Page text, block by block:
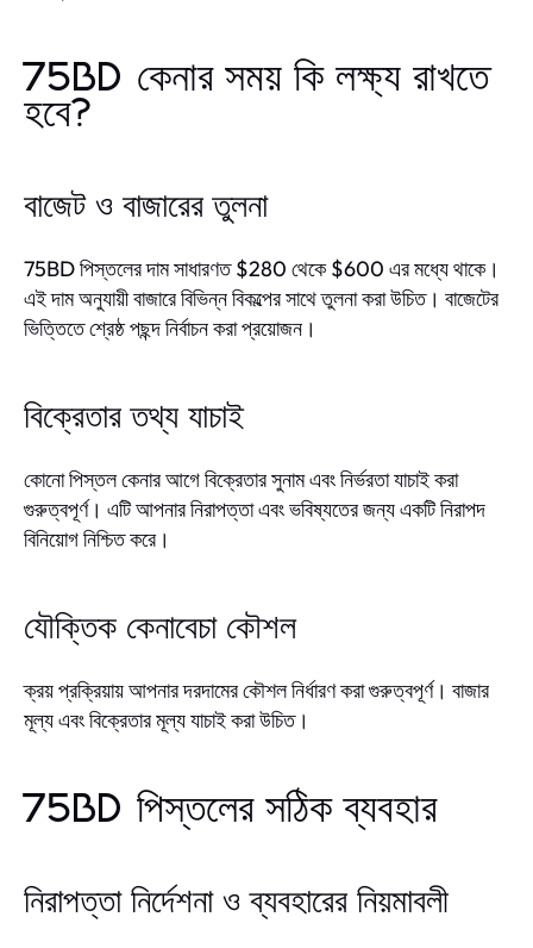
75BD কেনার সময় কি লক্ষ্য রাখতে
হবে?
বাজেট ও বাজারের তুলনা
75BD পিস্তলের দাম সাধারণত $280 থেকে $600 এর মধ্যে থাকে।
এই দাম অনুযায়ী বাজারে বিভিন্ন বিকল্পের সাথে তুলনা করা উচিত। বাজেটের
ভিত্তিতে শ্রেষ্ঠ পছন্দ নির্বাচন করা প্রয়োজন।
বিক্রেতার তথ্য যাচাই
কোনো পিস্তল কেনার আগে বিক্রেতার সুনাম এবং নির্ভরতা যাচাই করা
গুরুত্বপূর্ণ। এটি আপনার নিরাপত্তা এবং ভবিষ্যতের জন্য একটি নিরাপদ
বিনিয়োগ নিশ্চিত করে।
যৌক্তিক কেনাবেচা কৌশল
ক্রয় প্রক্রিয়ায় আপনার দরদামের কৌশল নির্ধারণ করা গুরুত্বপূর্ণ। বাজার
মূল্য এবং বিক্রেতার মূল্য যাচাই করা উচিত।
75BD পিস্তলের সঠিক ব্যবহার
নিরাপত্তা নির্দেশনা ও ব্যবহারের নিয়মাবলী